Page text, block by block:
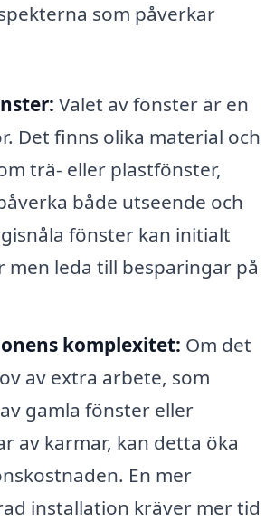
som påverkar
Valet av fönster är en
Det finns olika material och
trä- eller plastfönster,
både utseende och
fönster kan initialt
men leda till besparingar på
komplexitet: Om det
av extra arbete, som
gamla fönster eller
av karmar, kan detta öka
En mer
installation kräver mer tid